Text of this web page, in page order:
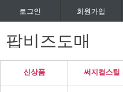
로그인 회원가입
팝비즈도매
신상품 써지컬스틸